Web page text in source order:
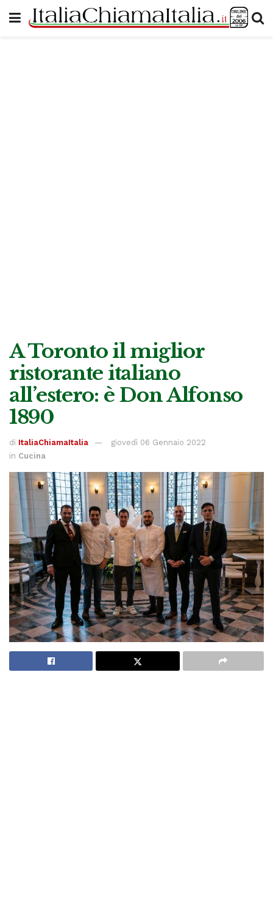
A Toronto il miglior
ristorante italiano
all’estero: è Don Alfonso
1890
di ItaliaChiamaItalia
giovedì 06 Gennaio 2022
in Cucina